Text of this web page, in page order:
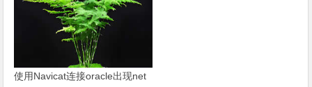
使用Navicat连接oracle出现net